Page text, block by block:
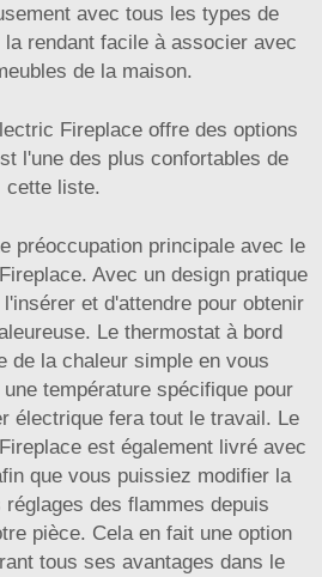
avec tous les types de
rendant facile à associer avec
de la maison.
Fireplace offre des options
l'une des plus confortables de
cette liste.
préoccupation principale avec le
Avec un design pratique
et d'attendre pour obtenir
Le thermostat à bord
de la chaleur simple en vous
température spécifique pour
électrique fera tout le travail. Le
est également livré avec
que vous puissiez modifier la
des flammes depuis
pièce. Cela en fait une option
tous ses avantages dans le